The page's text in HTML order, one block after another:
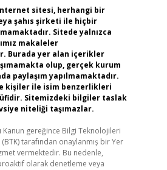
sitesi, herhangi bir
şahıs şirketi ile hiçbir
Sitede yalnızca
makaleler
Burada yer alan içerikler
olup, gerçek kurum
paylaşım yapılmamaktadır.
kişiler ile isim benzerlikleri
Sitemizdeki bilgiler taslak
niteliği taşımazlar.
Kanun gereğince Bilgi Teknolojileri
tarafından onaylanmış bir Yer
vermektedir. Bu nedenle,
olarak denetleme veya